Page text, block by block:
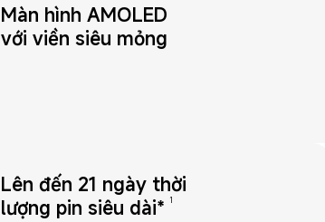
Màn hình AMOLED
với viền siêu mỏng
Lên đến 21 ngày thời
lượng pin siêu dài*
1